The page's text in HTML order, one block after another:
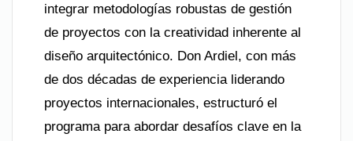
integrar metodologías robustas de gestión
de proyectos con la creatividad inherente al
diseño arquitectónico. Don Ardiel, con más
de dos décadas de experiencia liderando
proyectos internacionales, estructuró el
programa para abordar desafíos clave en la